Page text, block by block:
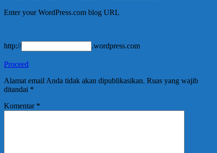
Enter your WordPress.com blog URL
http:// .wordpress.com
Proceed
Alamat email Anda tidak akan dipublikasikan. Ruas yang wajib
ditandai *
Komentar *